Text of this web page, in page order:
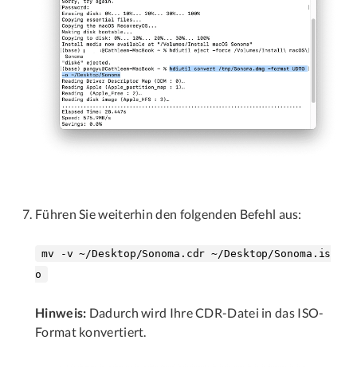
Führen Sie weiterhin den folgenden Befehl aus:
mv -v ~/Desktop/Sonoma.cdr ~/Desktop/Sonoma.is
o
Hinweis: Dadurch wird Ihre CDR-Datei in das ISO-
Format konvertiert.